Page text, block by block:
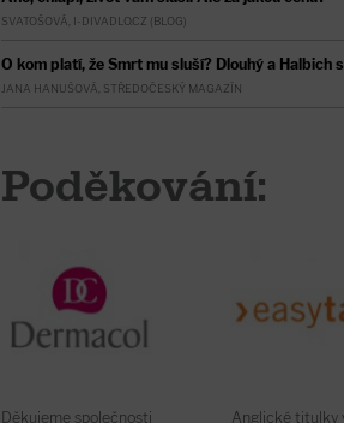
SVATOŠOVÁ, I-DIVADLO.CZ (BLOG)
O kom platí, že Smrt mu sluší? Dlouhý a Halbich
JANA HANUŠOVÁ, STŘEDOČESKÝ MAGAZÍN
Poděkování:
Děkujeme společnosti Anglické titulky